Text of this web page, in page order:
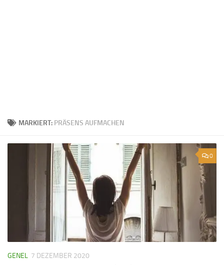
MARKIERT: PRÄSENS AUFMACHEN
0
GENEL 7 DEZEMBER 2020